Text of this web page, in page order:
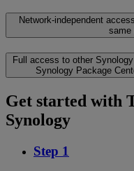
Network-independent access
same
Full access to other
Synology Package
Get started with
Synology
Step 1